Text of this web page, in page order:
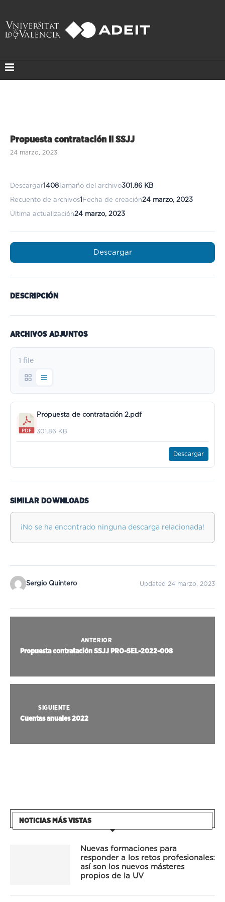
Propuesta contratación II SSJJ
24 marzo, 2023
Descargar1408 Tamaño del archivo301.86 KB
Recuento de archivos1 Fecha de creación24 marzo, 2023
Última actualización24 marzo, 2023
Descargar
DESCRIPCIÓN
ARCHIVOS ADJUNTOS
1 file
Propuesta de contratación 2.pdf
301.86 KB
Descargar
SIMILAR DOWNLOADS
¡No se ha encontrado ninguna descarga relacionada!
Sergio Quintero Updated 24 marzo, 2023
ANTERIOR
Propuesta contratación SSJJ PRO-SEL-2022-008
SIGUIENTE
Cuentas anuales 2022
NOTICIAS MÁS VISTAS
Nuevas formaciones para
responder a los retos profesionales:
así son los nuevos másteres
propios de la UV